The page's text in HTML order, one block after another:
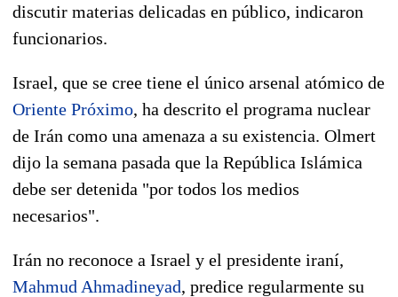
discutir materias delicadas en público, indicaron
funcionarios.
Israel, que se cree tiene el único arsenal atómico de
Oriente Próximo, ha descrito el programa nuclear
de Irán como una amenaza a su existencia. Olmert
dijo la semana pasada que la República Islámica
debe ser detenida "por todos los medios
necesarios".
Irán no reconoce a Israel y el presidente iraní,
Mahmud Ahmadineyad, predice regularmente su